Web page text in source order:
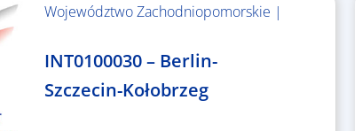
Województwo Zachodniopomorskie |
INT0100030 – Berlin-
Szczecin-Kołobrzeg